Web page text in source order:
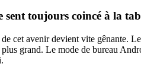
sent toujours coincé à la
cet avenir devient vite gênante.
plus grand. Le mode de bureau